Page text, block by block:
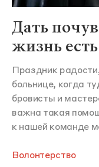
Дать
жизнь есть
Праздник
больнице, когда
бровисты и
важна такая
к нашей команде
Волонтерство